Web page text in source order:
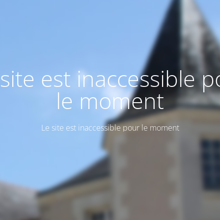
est inaccessible
le moment
Le site est inaccessible pour le moment